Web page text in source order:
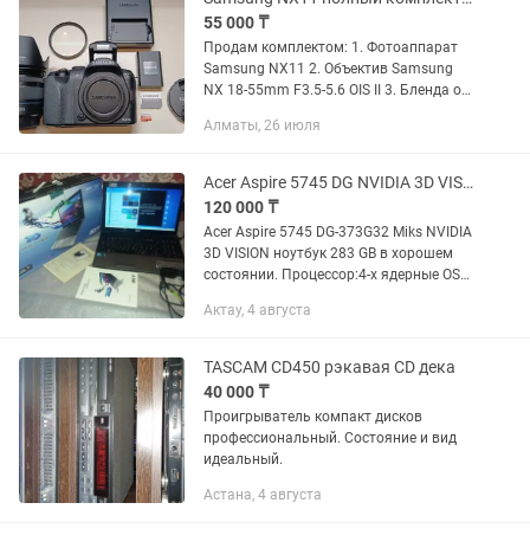
55 000 ₸
Продам комплектом: 1. Фотоаппарат
Samsung NX11 2. Объектив Samsung
NX 18-55mm F3.5-5.6 OIS II 3. Бленда от
фильтр Sigma EX Multi-Coated UV
Алматы, 26 июля
Acer Aspire 5745 DG NVIDIA 3D VISION ноутбук 283 GB
120 000 ₸
Acer Aspire 5745 DG-373G32 Miks NVIDIA
3D VISION ноутбук 283 GB в хорошем
состоянии. Процессор:4-х ядерные OS
(четырехъядерный). Средство 3D —
Актау, 4 августа
TASCAM CD450 рэкавая CD дека
40 000 ₸
Проигрыватель компакт дисков
профессиональный. Состояние и вид
идеальный.
Астана, 4 августа